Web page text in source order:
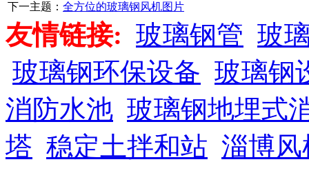
下一主题： 全方位的玻璃钢风机图片
友情链接: 玻璃钢管 玻
玻璃钢环保设备 玻璃钢
消防水池 玻璃钢地埋式
塔 稳定土拌和站 淄博风